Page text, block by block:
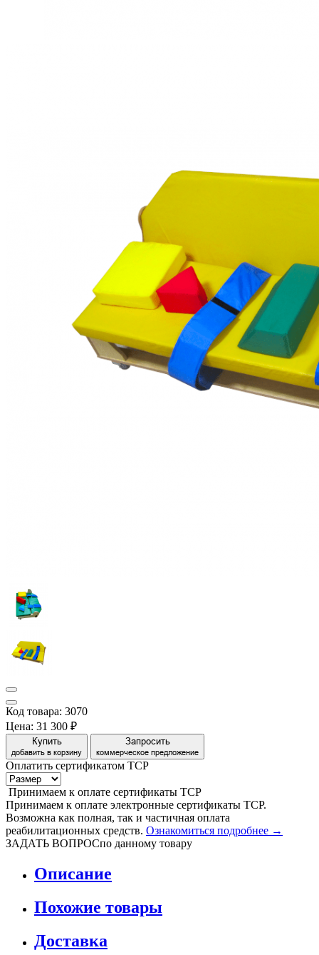
Код товара: 3070
Цена: 31 300 ₽
Купить
добавить в корзину
Запросить
коммерческое предложение
Оплатить сертификатом ТСР
Принимаем к оплате сертификаты ТСР
Принимаем к оплате электронные сертификаты ТСР.
Возможна как полная, так и частичная оплата
реабилитационных средств. Ознакомиться подробнее →
ЗАДАТЬ ВОПРОСпо данному товару
Описание
Похожие товары
Доставка